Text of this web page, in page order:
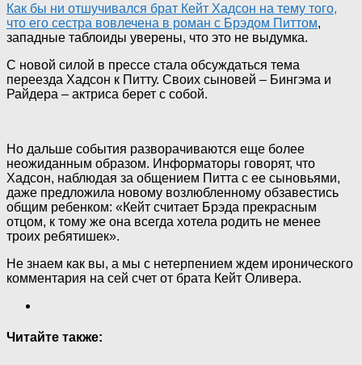
Как бы ни отшучивался брат Кейт Хадсон на тему того,
что его сестра вовлечена в роман с Брэдом Питтом,
западные таблоиды уверены, что это не выдумка.
С новой силой в прессе стала обсуждаться тема
переезда Хадсон к Питту. Своих сыновей – Бингэма и
Райдера – актриса берет с собой.
Но дальше события разворачиваются еще более
неожиданным образом. Информаторы говорят, что
Хадсон, наблюдая за общением Питта с ее сыновьями,
даже предложила новому возлюбленному обзавестись
общим ребенком: «Кейт считает Брэда прекрасным
отцом, к тому же она всегда хотела родить не менее
троих ребятишек».
Не знаем как вы, а мы с нетерпением ждем иронического
комментария на сей счет от брата Кейт Оливера.
Читайте также: